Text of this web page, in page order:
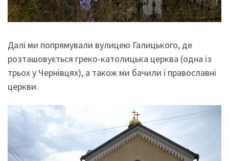
Далі ми попрямували вулицею Галицького, де
розташовується греко-католицька церква (одна із
трьох у Чернівцях), а також ми бачили і православні
церкви.